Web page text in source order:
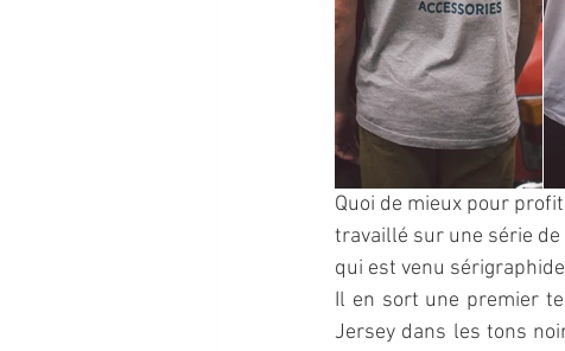
Quoi de mieux pour
travaillé sur une série de
qui est venu
Il en sort une premier
Jersey dans les tons